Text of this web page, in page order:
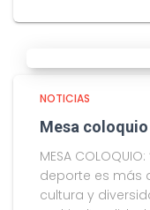
NOTICIAS
Mesa coloquio
MESA COLOQUIO:
deporte es más
cultura y